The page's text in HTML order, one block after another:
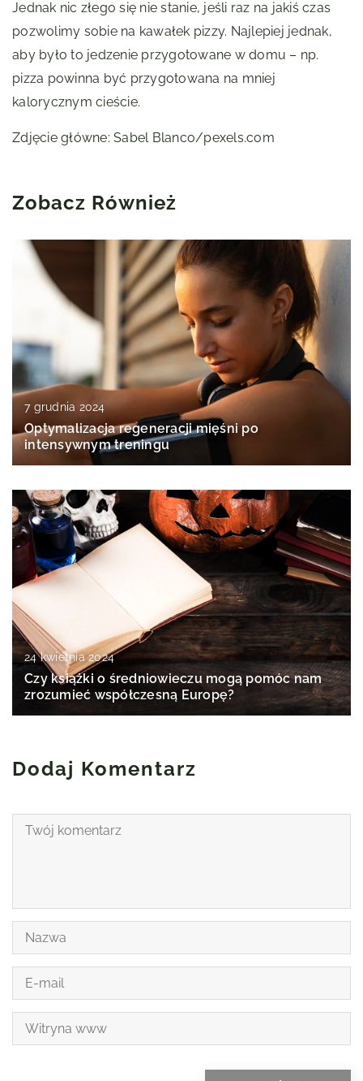
Jednak nic złego się nie stanie, jeśli raz na jakiś czas
pozwolimy sobie na kawałek pizzy. Najlepiej jednak,
aby było to jedzenie przygotowane w domu – np.
pizza powinna być przygotowana na mniej
kalorycznym cieście.
Zdjęcie główne: Sabel Blanco/pexels.com
Zobacz Również
7 grudnia 2024
Optymalizacja regeneracji mięśni po
intensywnym treningu
24 kwietnia 2024
Czy książki o średniowieczu mogą pomóc nam
zrozumieć współczesną Europę?
Dodaj Komentarz